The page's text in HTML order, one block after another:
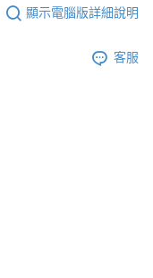
顯示電腦版詳細說明
客服